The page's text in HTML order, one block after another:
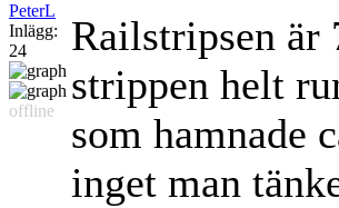
PeterL
Inlägg:
24
offline
Railstripsen är
strippen helt
som hamnade
inget man